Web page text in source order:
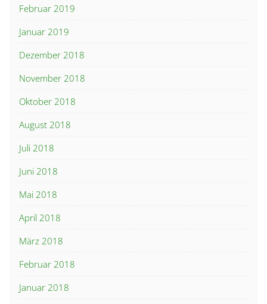
Februar 2019
Januar 2019
Dezember 2018
November 2018
Oktober 2018
August 2018
Juli 2018
Juni 2018
Mai 2018
April 2018
März 2018
Februar 2018
Januar 2018